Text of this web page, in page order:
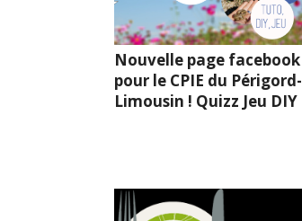
Nouvelle page facebook
pour le CPIE du Périgord-
Limousin ! Quizz Jeu DIY